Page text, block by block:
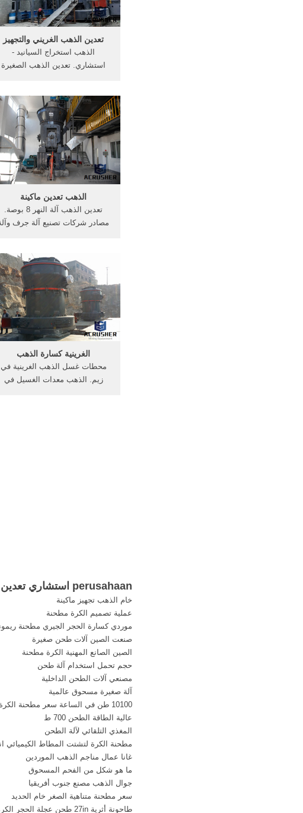
تعدين الذهب الغريني والتجهيز
الذهب استخراج السيانيد -
استشاري. تعدين الذهب الصغيرة
[الدردشة على الانترنت] التعدين
وكيفيه استخراج الذهب - الشركات
المصنعة محطم ...
الذهب تعدين ماكينة
تعدين الذهب آلة النهر 8 بوصة.
مصادر شركات تصنيع آلة جرف
الذهب نعراتلمشاريع( 4-- 8 بوصة)
Qingzhou Julong Environment
Technolo. دردشة مجانية
الغرينية كسارة الذهب
محطات غسل الذهب الغرينية في
زيم. الذهب معدات الغسيل في
perusahaan استشاري تعدين الذهب علاقة(
خام الذهب تجهيز ماكينة
عملية تصميم الكرة مطحنة
موردي كسارة الحجر الجيري مطحنة
صنعت الصين آلات طحن صغيرة
الصين الصانع المهنية الكرة مطحنة
حجم تحمل استخدام آلة طحن
مصنعي آلات الطحن الداخلية
آلة صغيرة مسحوق عالمية
10100 طن في الساعة سعر مطحنة الكرة
عالية الطاقة الطحن 700 ط
المغذي التلقائي لآلة الطحن
مطحنة الكرة لتشتت المطاط الكيميائي
غانا عمال مناجم الذهب الموردين
ما هو شكل من الفحم المسحوق
جوال الذهب مصنع جنوب أفريقيا
سعر مطحنة متناهية الصغر خام الحديد
طاحونة أثرية 27in طحن عجلة الحجر الكرة